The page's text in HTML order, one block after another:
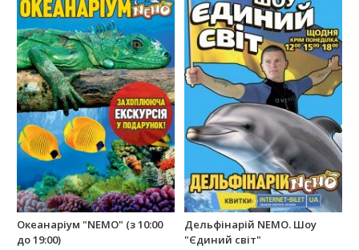
Океанаріум "NEMO" (з 10:00
до 19:00)
Дельфінарій NEMO. Шоу
"Єдиний світ"